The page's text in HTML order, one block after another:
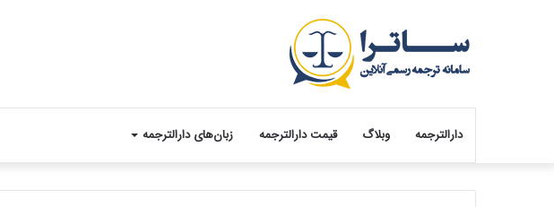
دارالترجمه وبلاگ قیمت دارالترجمه زبان‌های دارالترجمه